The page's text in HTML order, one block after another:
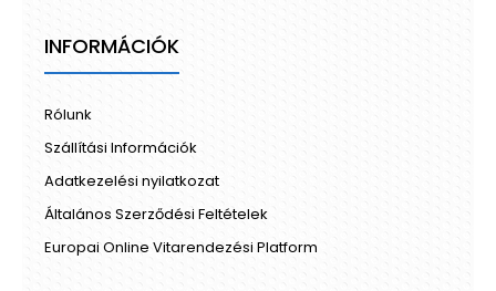
INFORMÁCIÓK
Rólunk
Szállítási Információk
Adatkezelési nyilatkozat
Általános Szerződési Feltételek
Europai Online Vitarendezési Platform